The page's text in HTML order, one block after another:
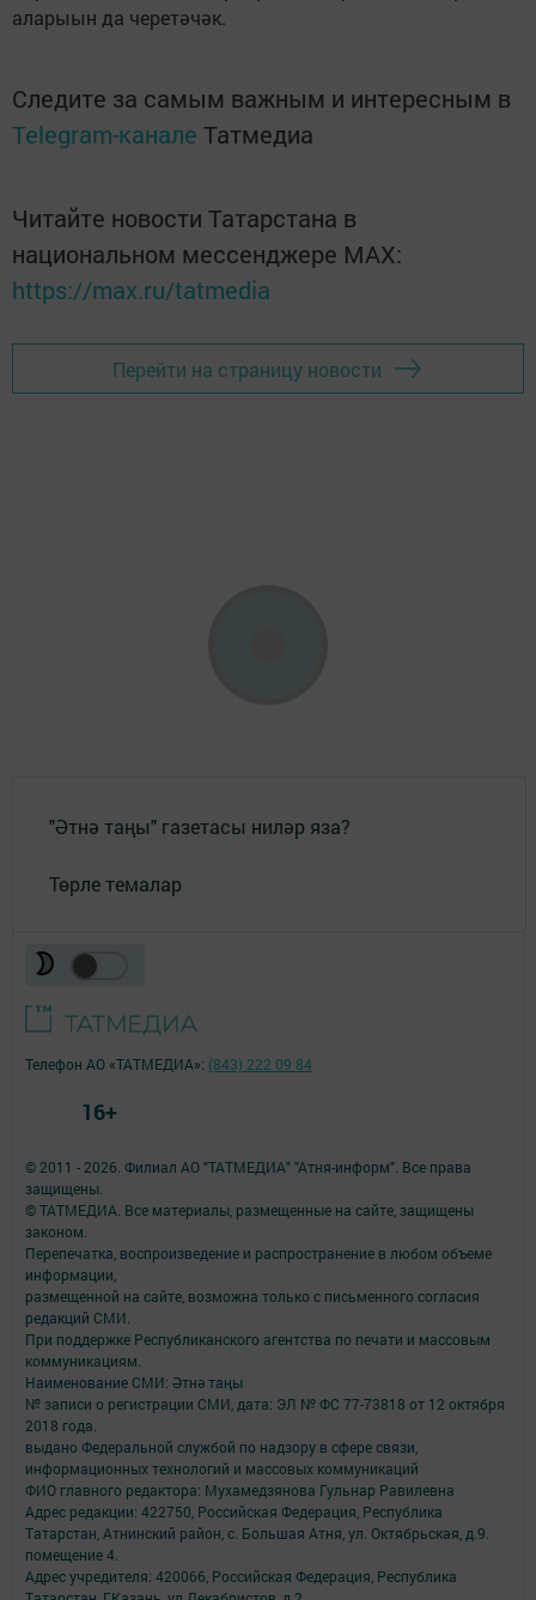
аларыын да черетәчәк.
Следите за самым важным и интересным в
Telegram-канале Татмедиа
Читайте новости Татарстана в
национальном мессенджере MАХ:
https://max.ru/tatmedia
Перейти на страницу новости
"Әтнә таңы" газетасы ниләр яза?
Төрле темалар
© 2011 - 2026. Филиал АО "ТАТМЕДИА" "Атня-информ". Все права
защищены.
© ТАТМЕДИА. Все материалы, размещенные на сайте, защищены
законом.
Перепечатка, воспроизведение и распространение в любом объеме
информации,
размещенной на сайте, возможна только с письменного согласия
редакций СМИ.
При поддержке Республиканского агентства по печати и массовым
коммуникациям.
Наименование СМИ: Әтнә таңы
№ записи о регистрации СМИ, дата: ЭЛ № ФС 77-73818 от 12 октября
2018 года.
выдано Федеральной службой по надзору в сфере связи,
информационных технологий и массовых коммуникаций
ФИО главного редактора: Мухамедзянова Гульнар Равилевна
Адрес редакции: 422750, Российская Федерация, Республика
Татарстан, Атнинский район, с. Большая Атня, ул. Октябрьская, д.9.
помещение 4.
Адрес учредителя: 420066, Российская Федерация, Республика
Телефон АО «ТАТМЕДИА»: (843) 222 09 84
16+